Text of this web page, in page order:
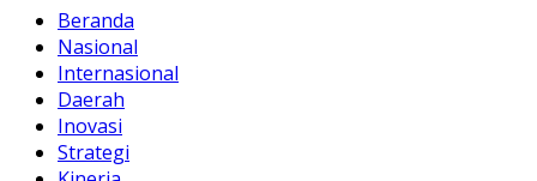
Beranda
Nasional
Internasional
Daerah
Inovasi
Strategi